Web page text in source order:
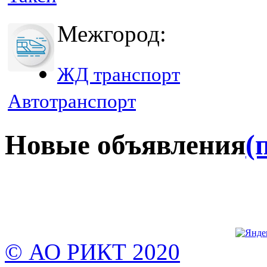
Межгород:
ЖД транспорт
Автотранспорт
Новые объявления
© АО РИКТ 2020